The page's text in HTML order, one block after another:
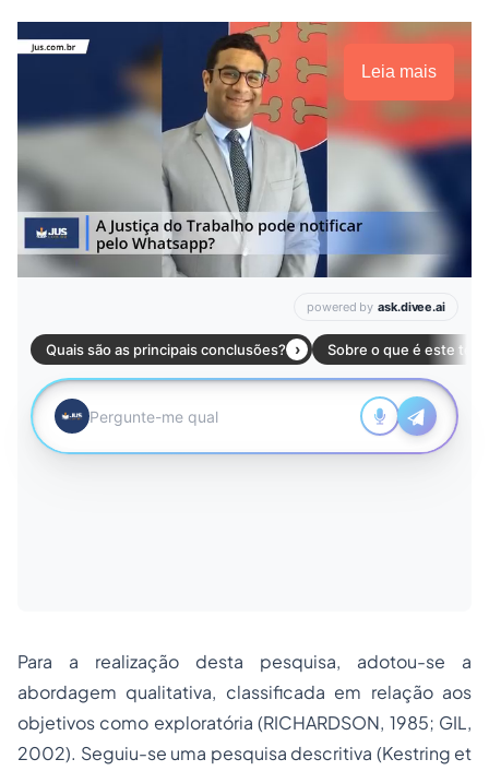
Leia mais
Para a realização desta pesquisa, adotou-se a
abordagem qualitativa, classificada em relação aos
objetivos como exploratória (RICHARDSON, 1985; GIL,
2002). Seguiu-se uma pesquisa descritiva (Kestring et